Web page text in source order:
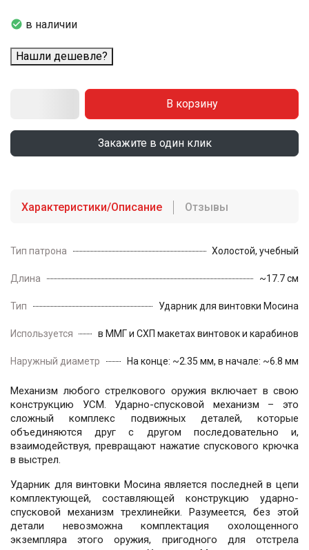
 в наличии
Нашли дешевле?
В корзину
Закажите в один клик
Характеристики/Описание Отзывы
Тип патрона Холостой, учебный
Длина ~17.7 см
Тип Ударник для винтовки Мосина
Используется в ММГ и СХП макетах винтовок и карабинов
Наружный диаметр На конце: ~2.35 мм, в начале: ~6.8 мм
Механизм любого стрелкового оружия включает в свою
конструкцию УСМ. Ударно-спусковой механизм – это
сложный комплекс подвижных деталей, которые
объединяются друг с другом последовательно и,
взаимодействуя, превращают нажатие спускового крючка
в выстрел.
Ударник для винтовки Мосина является последней в цепи
комплектующей, составляющей конструкцию ударно-
спусковой механизм трехлинейки. Разумеется, без этой
детали невозможна комплектация охолощенного
экземпляра этого оружия, пригодного для отстрела